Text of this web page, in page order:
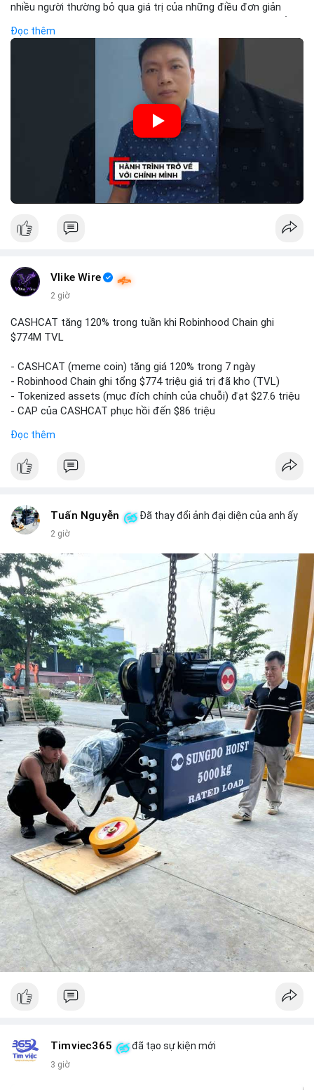
nhiều người thường bỏ qua giá trị của những điều đơn giản
định tài chính – cho tới khi chúng biến mất. Video từ kênh
Đồng Tâm nhắc nhở chúng ta về tầm quan trọng của sự biết
ơn và hiện tại, một bài học sâu sắc có thể áp dụng cũng vào
quyết định đầu tư: thay vì chạy theo lợi nhuận ngắn hạn hoặc
xu hướng bùng nổ, nhà đầu tư thông minh biết trân trọng và
bảo toàn tài sản hiện có, tránh rủi ro không cần thiết qua sự
kiên nhẫn và kỷ luật.
🎥 Xem video trực tiếp tại:
Nguồn: Đồng Tâm
Đọc thêm
Vlike Wire
2 giờ
CASHCAT tăng 120% trong tuần khi Robinhood Chain ghi
$774M TVL
- CASHCAT (meme coin) tăng giá 120% trong 7 ngày
- Robinhood Chain ghi tổng $774 triệu giá trị đã kho (TVL)
- Tokenized assets (mục đích chính của chuỗi) đạt $27.6 triệu
- CAP của CASHCAT phục hồi đến $86 triệu
#binancesquare
$cashcat
📰 Nguồn: CoinDesk
Đọc thêm
Tuấn Nguyễn Đã thay đổi ảnh đại diện của anh ấy
2 giờ
Timviec365 đã tạo sự kiện mới
3 giờ